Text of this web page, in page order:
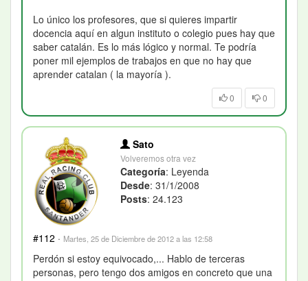
Lo único los profesores, que si quieres impartir
docencia aquí en algun instituto o colegio pues hay que
saber catalán. Es lo más lógico y normal. Te podría
poner mil ejemplos de trabajos en que no hay que
aprender catalan ( la mayoría ).
0 0
Sato
Volveremos otra vez
Categoría: Leyenda
Desde: 31/1/2008
Posts: 24.123
#112 · Martes, 25 de Diciembre de 2012 a las 12:58
Perdón si estoy equivocado,... Hablo de terceras
personas, pero tengo dos amigos en concreto que una